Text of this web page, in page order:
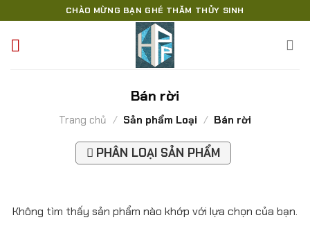
to
content
CHÀO MỪNG BẠN GHÉ THĂM THỦY SINH
Bán rời
Trang chủ / Sản phẩm Loại / Bán rời
PHÂN LOẠI SẢN PHẨM
Không tìm thấy sản phẩm nào khớp với lựa chọn của bạn.